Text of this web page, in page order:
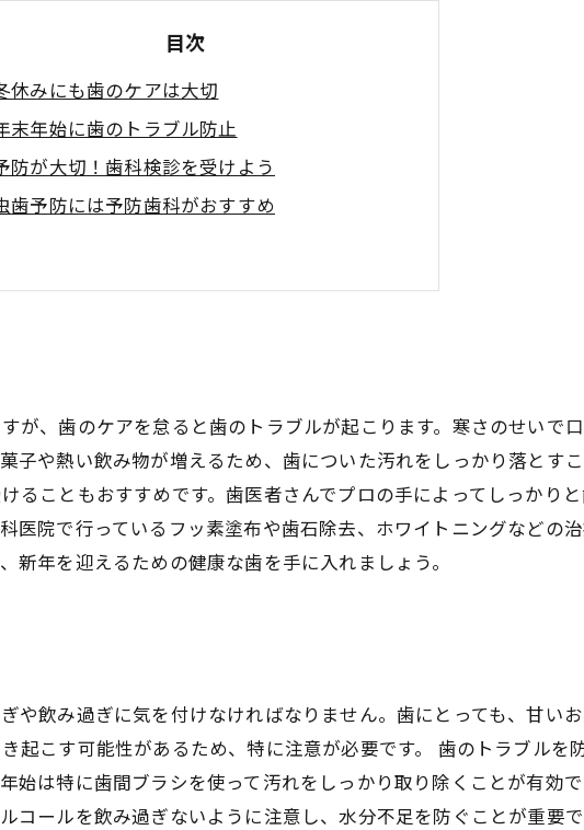
目次
休みにも歯のケアは大切
末年始に歯のトラブル防止
防が大切！歯科検診を受けよう
歯予防には予防歯科がおすすめ
が、歯のケアを怠ると歯のトラブルが起こります。寒さのせいで
子や熱い飲み物が増えるため、歯についた汚れをしっかり落とす
こともおすすめです。歯医者さんでプロの手によってしっかりと
医院で行っているフッ素塗布や歯石除去、ホワイトニングなどの
年を迎えるための健康な歯を手に入れましょう。
や飲み過ぎに気を付けなければなりません。歯にとっても、甘い
起こす可能性があるため、特に注意が必要です。 歯のトラブルを
始は特に歯間ブラシを使って汚れをしっかり取り除くことが有効
コールを飲み過ぎないように注意し、水分不足を防ぐことが重要